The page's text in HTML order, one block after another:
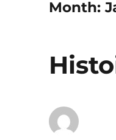
Month: